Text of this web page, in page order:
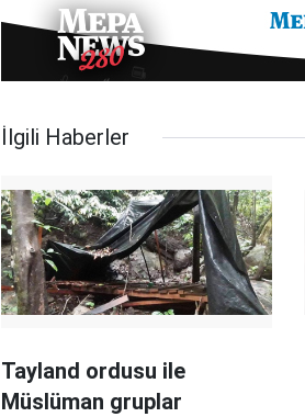
İlgili Haberler
Tayland ordusu ile
Müslüman gruplar